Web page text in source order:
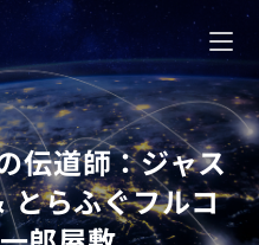
伝道師：ジャス
とらふぐフルコ